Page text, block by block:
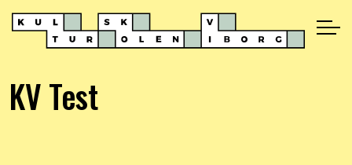
KV Test